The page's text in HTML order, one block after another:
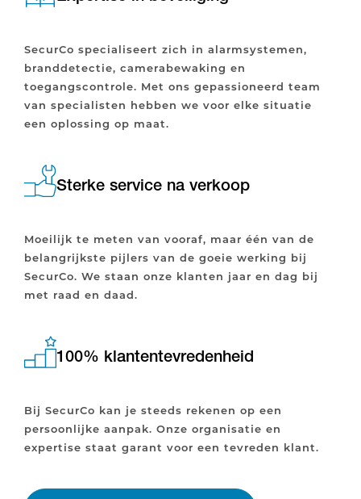
SecurCo specialiseert zich in alarmsystemen,
branddetectie, camerabewaking en
toegangscontrole. Met ons gepassioneerd team
van specialisten hebben we voor elke situatie
een oplossing op maat.
Sterke service na verkoop
Moeilijk te meten van vooraf, maar één van de
belangrijkste pijlers van de goeie werking bij
SecurCo. We staan onze klanten jaar en dag bij
met raad en daad.
100% klantentevredenheid
Bij SecurCo kan je steeds rekenen op een
persoonlijke aanpak. Onze organisatie en
expertise staat garant voor een tevreden klant.